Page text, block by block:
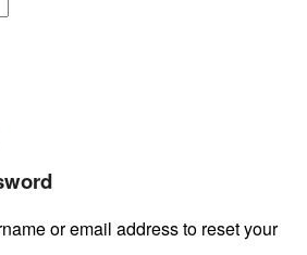
or email address to reset your